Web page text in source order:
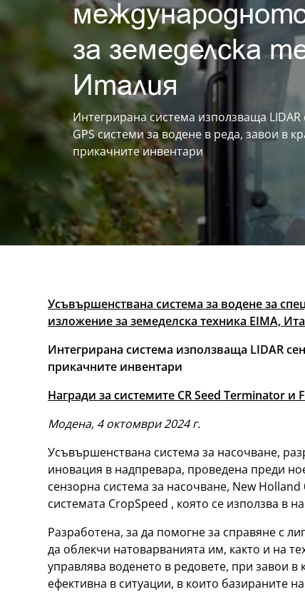
за земеделска
Италия
Интегрирана система използваща
GPS системи за водене в реда, завои в
прикачните инвентари
Усъвършенствана система за водене за
изложение за земеделска техника EIMA,
Интегрирана система използваща LIDAR
прикачните инвентари
Награди за системите CR Seed Terminator и
Модена, 4 октомври 2024 г.
Усъвършенствана система за насочване,
иновация в надпревара, проведена преди
сензорна система за насочване, New
системата CropSpeed , която се използва в
Разработена, за да помогне за справяне с
да облекчи натоварванията им, както и на
управлява воденето в редовете, при завои
ефективна в ситуации, в които базираните